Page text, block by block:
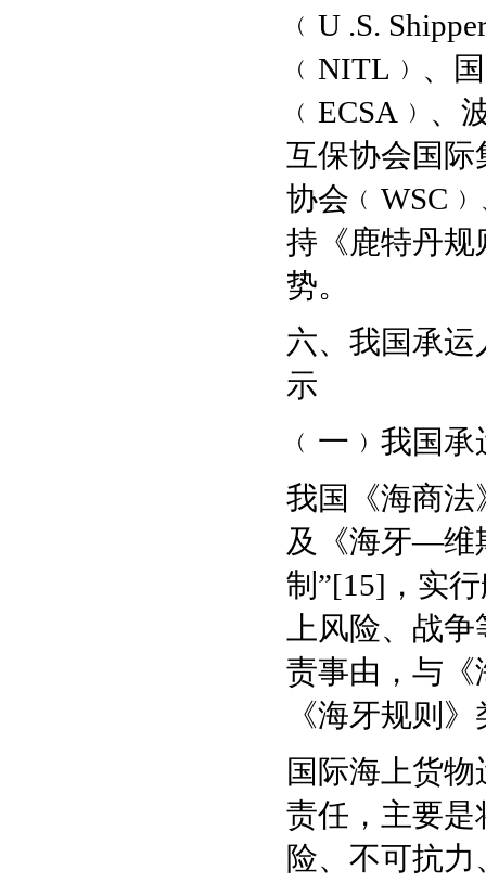
﹙U .S.
﹙NITL﹚、
﹙ECSA﹚、
互保协会国际
协会
持《鹿特丹规
势。
六、我国承
示
﹙一﹚我国
我国《海商法
及《海牙—维
制”[15]，实
上风险、战
责事由，与《
《海牙规则
国际海上货
责任，主要是
险、不可抗